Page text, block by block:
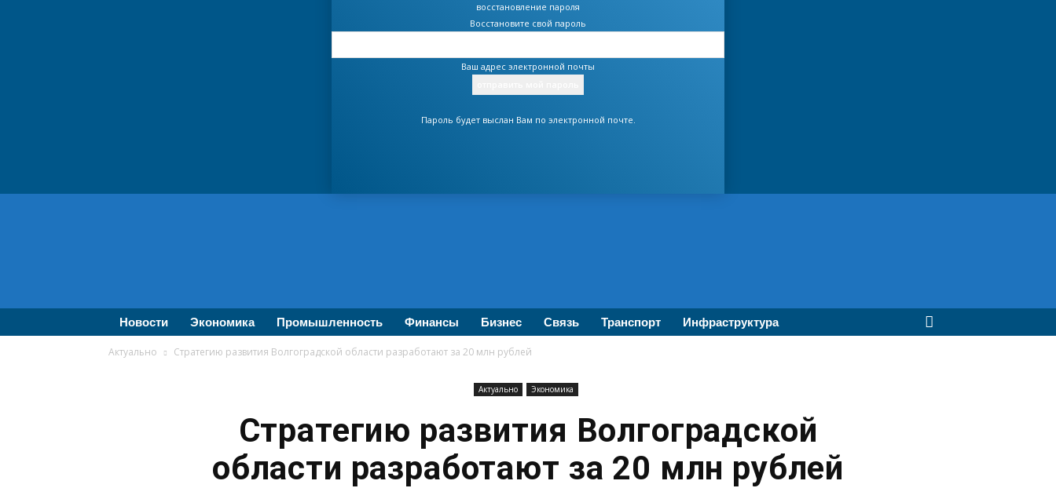
восстановление пароля
Восстановите свой пароль
Ваш адрес электронной почты
Пароль будет выслан Вам по электронной почте.
бизнеса
Новости Экономика Промышленность Финансы Бизнес Связь Транспорт Инфраструктура
Актуально Стратегию развития Волгоградской области разработают за 20 млн рублей
Актуально Экономика
Стратегию развития Волгоградской
области разработают за 20 млн рублей